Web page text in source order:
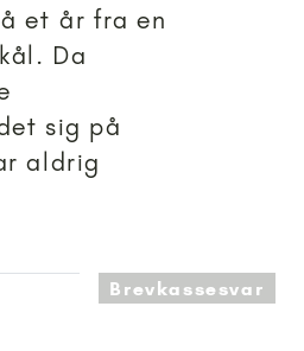
et år fra en
Da
sig på
aldrig
til 15+
Brevkassesvar